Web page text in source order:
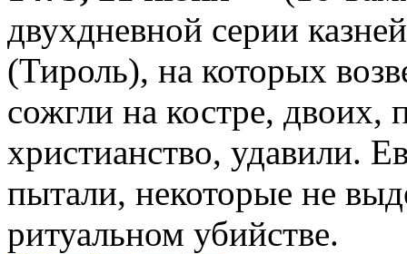
двухдневной серии
(Тироль), на которых
сожгли на костре,
христианство, удавили.
пытали, некоторые не
ритуальном убийстве.